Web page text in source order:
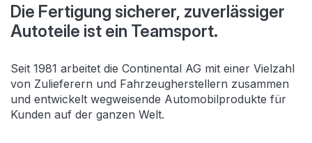
Die Fertigung sicherer, zuverlässiger
Autoteile ist ein Teamsport.
Seit 1981 arbeitet die Continental AG mit einer Vielzahl
von Zulieferern und Fahrzeugherstellern zusammen
und entwickelt wegweisende Automobilprodukte für
Kunden auf der ganzen Welt.